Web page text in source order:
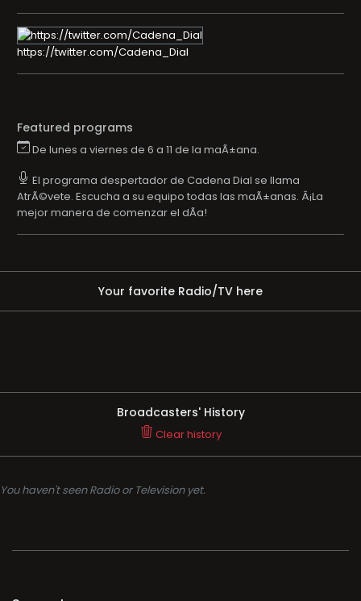
https://twitter.com/Cadena_Dial
Featured programs
De lunes a viernes de 6 a 11 de la maÃ±ana.
El programa despertador de Cadena Dial se llama
AtrÃ©vete. Escucha a su equipo todas las maÃ±anas. Â¡La
mejor manera de comenzar el dÃ­a!
Your favorite Radio/TV here
Broadcasters' History
Clear history
You haven't seen Radio or Television yet.